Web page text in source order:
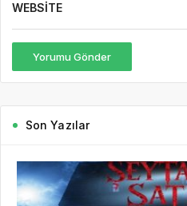
WEBSITE
Yorumu Gönder
Son Yazılar